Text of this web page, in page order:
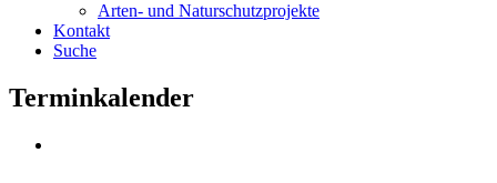
Arten- und Naturschutzprojekte
Kontakt
Suche
Terminkalender